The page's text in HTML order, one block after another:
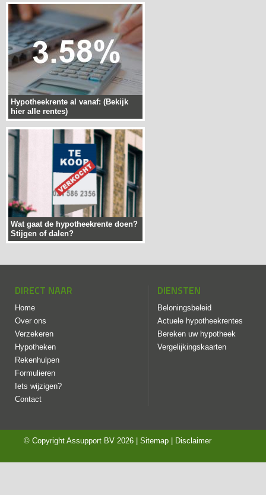
Hypotheekrente al vanaf: (Bekijk
hier alle rentes)
Wat gaat de hypotheekrente doen?
Stijgen of dalen?
DIRECT NAAR
Home
Over ons
Verzekeren
Hypotheken
Rekenhulpen
Formulieren
Iets wijzigen?
Contact
DIENSTEN
Beloningsbeleid
Actuele hypotheekrentes
Bereken uw hypotheek
Vergelijkingskaarten
© Copyright Assupport BV 2026 | Sitemap | Disclaimer